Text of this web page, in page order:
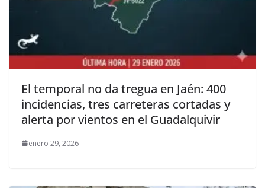
El temporal no da tregua en Jaén: 400
incidencias, tres carreteras cortadas y
alerta por vientos en el Guadalquivir
enero 29, 2026